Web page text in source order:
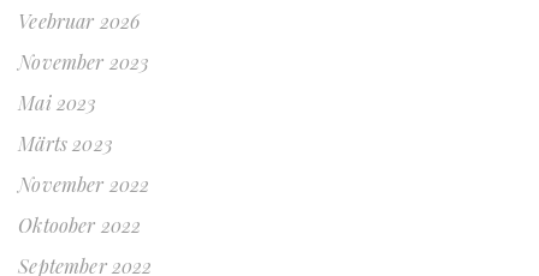
Veebruar 2026
November 2023
Mai 2023
Märts 2023
November 2022
Oktoober 2022
September 2022